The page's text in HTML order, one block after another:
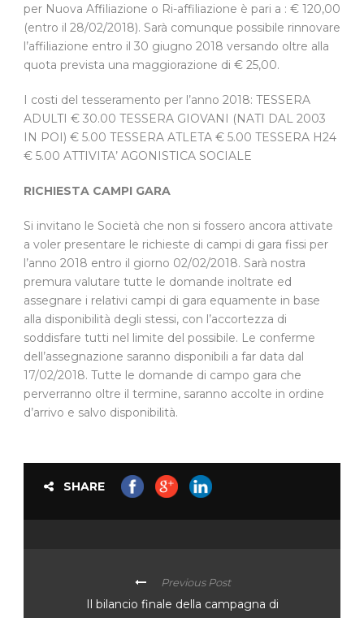
per Nuova Affiliazione o Ri-affiliazione è pari a : € 120,00
(entro il 28/02/2018). Sarà comunque possibile rinnovare
l’affiliazione entro il 30 giugno 2018 versando oltre alla
quota prevista una maggiorazione di € 25,00.
I costi del tesseramento per l’anno 2018: TESSERA
ADULTI € 30.00 TESSERA GIOVANI (NATI DAL 2003
IN POI) € 5.00 TESSERA ATLETA € 5.00 TESSERA H24
€ 5.00 ATTIVITA’ AGONISTICA SOCIALE
RICHIESTA CAMPI GARA
Si invitano le Società che non si fossero ancora attivate
a voler presentare le richieste di campi di gara fissi per
l’anno 2018 entro il giorno 02/02/2018. Sarà nostra
premura valutare tutte le domande inoltrate ed
assegnare i relativi campi di gara equamente in base
alla disponibilità degli stessi, con l’accortezza di
soddisfare tutti nel limite del possibile. Le conferme
dell’assegnazione saranno disponibili a far data dal
17/02/2018. Tutte le domande di campo gara che
perverranno oltre il termine, saranno accolte in ordine
d’arrivo e salvo disponibilità.
SHARE
Previous Post
Il bilancio finale della campagna di